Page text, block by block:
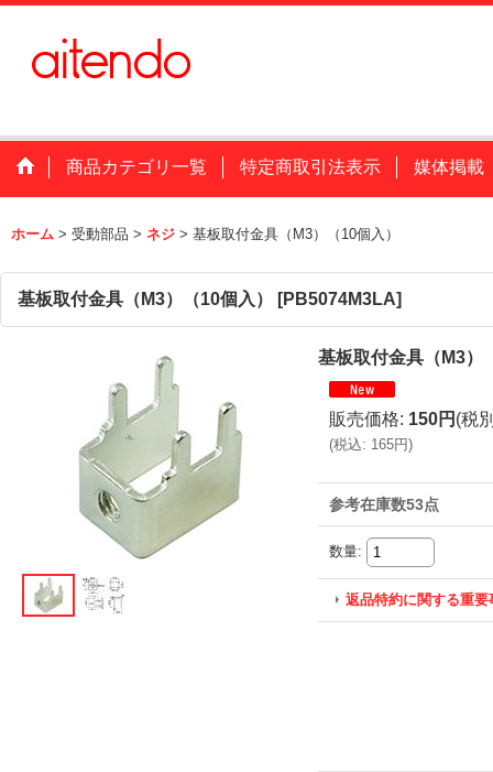
商品カテゴリ一覧 特定商取引法表示 媒体掲載
ホーム > 受動部品 > ネジ > 基板取付金具（M3）（10個入）
基板取付金具（M3）（10個入） [PB5074M3LA]
基板取付金具（M3）
販売価格: 150円 (税
(税込: 165円)
参考在庫数53点
数量:
返品特約に関する重要